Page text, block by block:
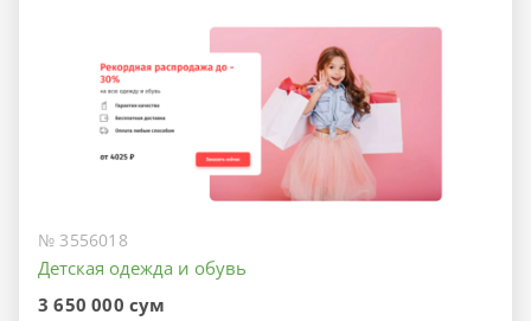
№ 3556018
Детская одежда и обувь
3 650 000 сум